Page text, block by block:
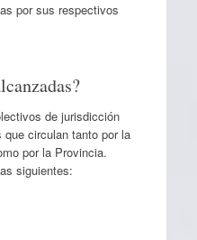
por sus respectivos
de jurisdicción
circulan tanto por la
por la Provincia.
siguientes: